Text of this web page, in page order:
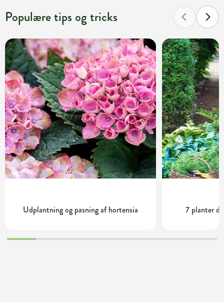
Populære tips og tricks
Udplantning og pasning af hortensia 7 planter